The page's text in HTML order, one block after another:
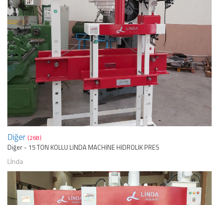
Diğer (268)
Diğer - 15 TON KOLLU LİNDA MACHİNE HİDROLİK PRES
Lİnda